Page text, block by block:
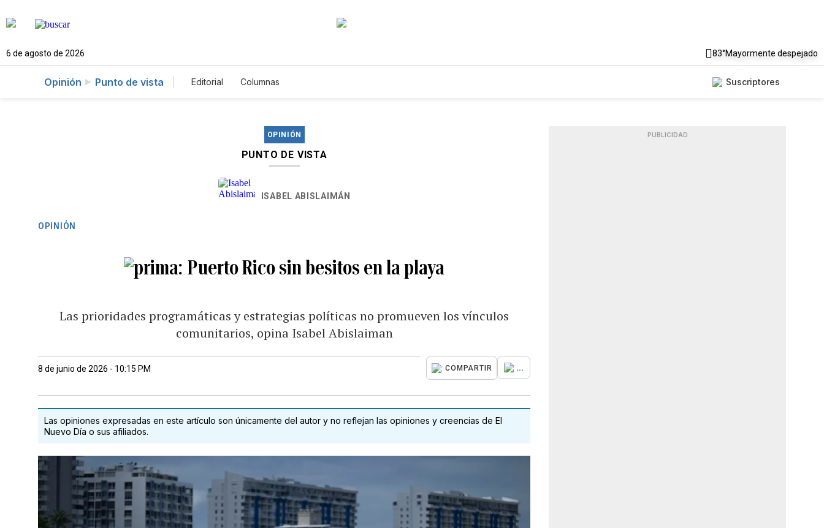
6 de agosto de 2026 83°Mayormente despejado
Opinión Punto de vista Editorial Columnas Suscriptores
OPINIÓN
PUNTO DE VISTA
ISABEL ABISLAIMÁN
OPINIÓN
Puerto Rico sin besitos en la playa
Las prioridades programáticas y estrategias políticas no promueven los vínculos
comunitarios, opina Isabel Abislaiman
8 de junio de 2026 - 10:15 PM COMPARTIR ...
Las opiniones expresadas en este artículo son únicamente del autor y no reflejan las opiniones y creencias de El
Nuevo Día o sus afiliados.
PUBLICIDAD